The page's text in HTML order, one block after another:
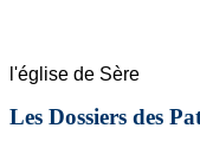
l'église de Sère
Les Dossiers des